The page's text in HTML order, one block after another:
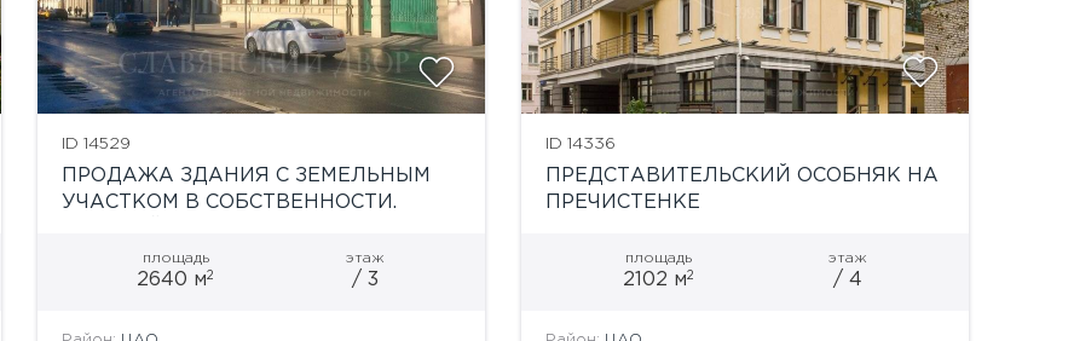
ID 14529
ПРОДАЖА ЗДАНИЯ С ЗЕМЕЛЬНЫМ
УЧАСТКОМ В СОБСТВЕННОСТИ.
площадь
2640 м2
этаж
/ 3
ID 14336
ПРЕДСТАВИТЕЛЬСКИЙ ОСОБНЯК НА
ПРЕЧИСТЕНКЕ
площадь
2102 м2
этаж
/ 4